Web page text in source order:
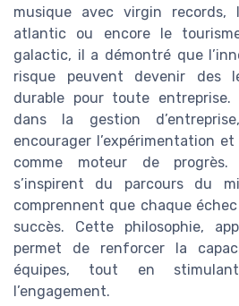
musique avec virgin records,
atlantic ou encore le
galactic, il a démontré que
risque peuvent devenir des
durable pour toute
dans la gestion
encourager l’expérimentation
comme moteur de
s’inspirent du parcours du
comprennent que chaque
succès. Cette philosophie,
permet de renforcer la
équipes, tout en
l’engagement.